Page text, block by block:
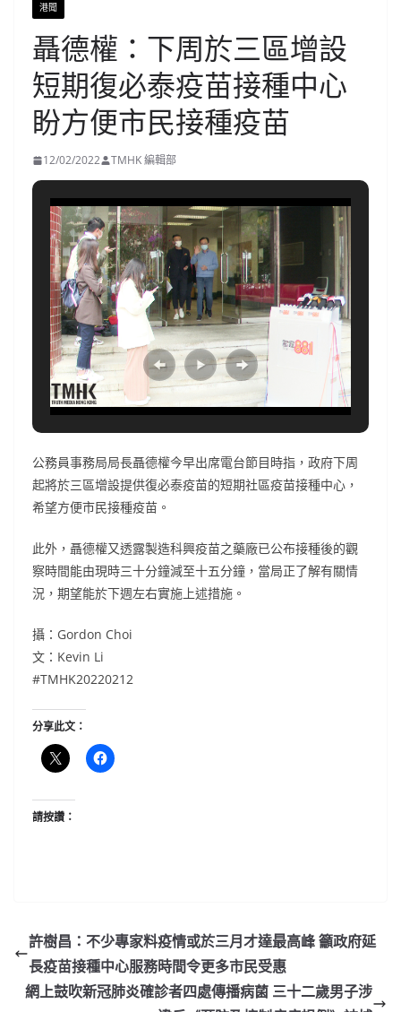
港聞
聶德權：下周於三區增設
短期復必泰疫苗接種中心
盼方便市民接種疫苗
12/02/2022 TMHK 編輯部
公務員事務局局長聶德權今早出席電台節目時指，政府下周
起將於三區增設提供復必泰疫苗的短期社區疫苗接種中心，
希望方便市民接種疫苗。
此外，聶德權又透露製造科興疫苗之藥廠已公布接種後的觀
察時間能由現時三十分鐘減至十五分鐘，當局正了解有關情
況，期望能於下週左右實施上述措施。
攝：Gordon Choi
文：Kevin Li
#TMHK20220212
分享此文：
請按讚：
許樹昌：不少專家料疫情或於三月才達最高峰 籲政府延
長疫苗接種中心服務時間令更多市民受惠
網上鼓吹新冠肺炎確診者四處傳播病菌 三十二歲男子涉